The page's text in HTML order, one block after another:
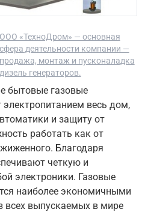
ООО «ТехноДром» — основная
сфера деятельности компании —
продажа, монтаж и пусконаладка
дизель генераторов.
бытовые газовые
весь дом,
и защиту от
работать как от
Благодаря
четкую и
электроники. Газовые
наиболее экономичными
всех выпускаемых в мире